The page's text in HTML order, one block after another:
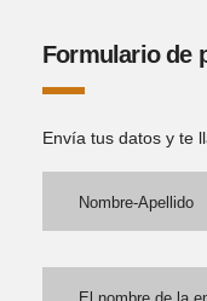
Formulario de
Envía tus datos y te